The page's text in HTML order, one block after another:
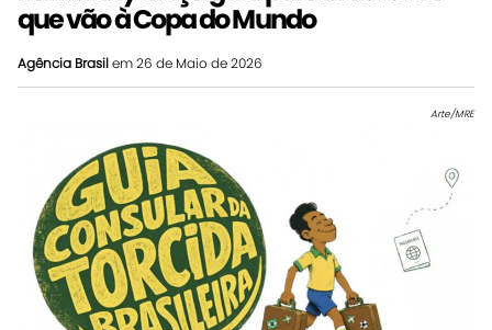
que vão à Copa do Mundo
Agência Brasilem 26 de Maio de 2026
Arte/MRE